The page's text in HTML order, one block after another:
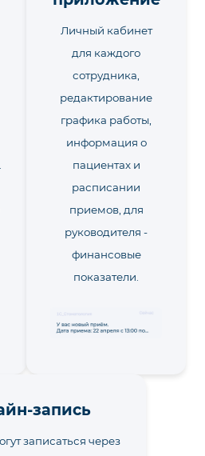
Личный кабинет
для каждого
сотрудника,
редактирование
графика работы,
информация о
пациентах и
расписании
приемов, для
руководителя -
финансовые
показатели.
запись
записаться через